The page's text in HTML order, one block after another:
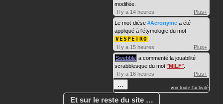
modifiée.
Il y a 14 heures
Plus+
Le mot-dièse #Acronyme a été
appliqué à l'étymologie du mot
VESPÉTRO
Il y a 15 heures
Plus+
Swebble a commenté la jouabilité
scrabblesque du mot MILF
Il y a 16 heures
Plus+
voir toute l'activité
Et sur le reste du site …